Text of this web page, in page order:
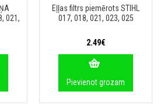
021,
Eļļas filtrs piemērots STIHL
017, 018, 021, 023, 025
2.49€
Pievienot grozam